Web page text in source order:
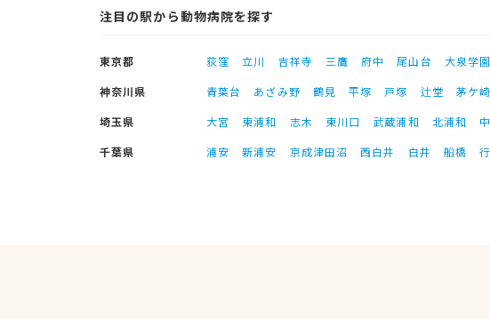
注目の駅から動物病院を探す
東京都 荻窪 立川 吉祥寺 三鷹 府中 尾山台 大泉学園
神奈川県
青葉台 あざみ野 鶴見 平塚 戸塚 辻堂 茅ケ崎
埼玉県
大宮 東浦和 志木 東川口 武蔵浦和 北浦和
千葉県
浦安 新浦安 京成津田沼 西白井 白井 船橋